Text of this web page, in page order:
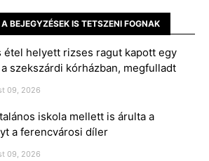
BEJEGYZÉSEK IS TETSZENI FOGNAK
étel helyett rizses ragut kapott egy
szekszárdi kórházban, megfulladt
09, 2026
iskola mellett is árulta a
a ferencvárosi díler
09, 2026